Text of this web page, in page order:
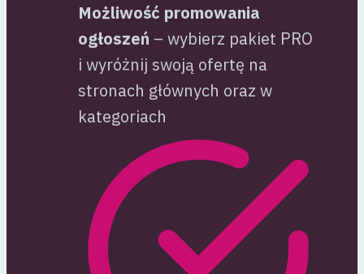
Możliwość promowania
ogłoszeń – wybierz pakiet PRO
i wyróżnij swoją ofertę na
stronach głównych oraz w
kategoriach